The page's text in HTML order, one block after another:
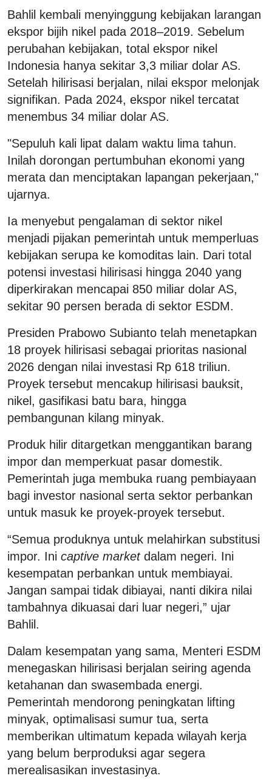
Bahlil kembali menyinggung kebijakan larangan
ekspor bijih nikel pada 2018–2019. Sebelum
perubahan kebijakan, total ekspor nikel
Indonesia hanya sekitar 3,3 miliar dolar AS.
Setelah hilirisasi berjalan, nilai ekspor melonjak
signifikan. Pada 2024, ekspor nikel tercatat
menembus 34 miliar dolar AS.
"Sepuluh kali lipat dalam waktu lima tahun.
Inilah dorongan pertumbuhan ekonomi yang
merata dan menciptakan lapangan pekerjaan,"
ujarnya.
Ia menyebut pengalaman di sektor nikel
menjadi pijakan pemerintah untuk memperluas
kebijakan serupa ke komoditas lain. Dari total
potensi investasi hilirisasi hingga 2040 yang
diperkirakan mencapai 850 miliar dolar AS,
sekitar 90 persen berada di sektor ESDM.
Presiden Prabowo Subianto telah menetapkan
18 proyek hilirisasi sebagai prioritas nasional
2026 dengan nilai investasi Rp 618 triliun.
Proyek tersebut mencakup hilirisasi bauksit,
nikel, gasifikasi batu bara, hingga
pembangunan kilang minyak.
Produk hilir ditargetkan menggantikan barang
impor dan memperkuat pasar domestik.
Pemerintah juga membuka ruang pembiayaan
bagi investor nasional serta sektor perbankan
untuk masuk ke proyek-proyek tersebut.
“Semua produknya untuk melahirkan substitusi
impor. Ini captive marketdalam negeri. Ini
kesempatan perbankan untuk membiayai.
Jangan sampai tidak dibiayai, nanti dikira nilai
tambahnya dikuasai dari luar negeri,” ujar
Bahlil.
Dalam kesempatan yang sama, Menteri ESDM
menegaskan hilirisasi berjalan seiring agenda
ketahanan dan swasembada energi.
Pemerintah mendorong peningkatan lifting
minyak, optimalisasi sumur tua, serta
memberikan ultimatum kepada wilayah kerja
yang belum berproduksi agar segera
merealisasikan investasinya.